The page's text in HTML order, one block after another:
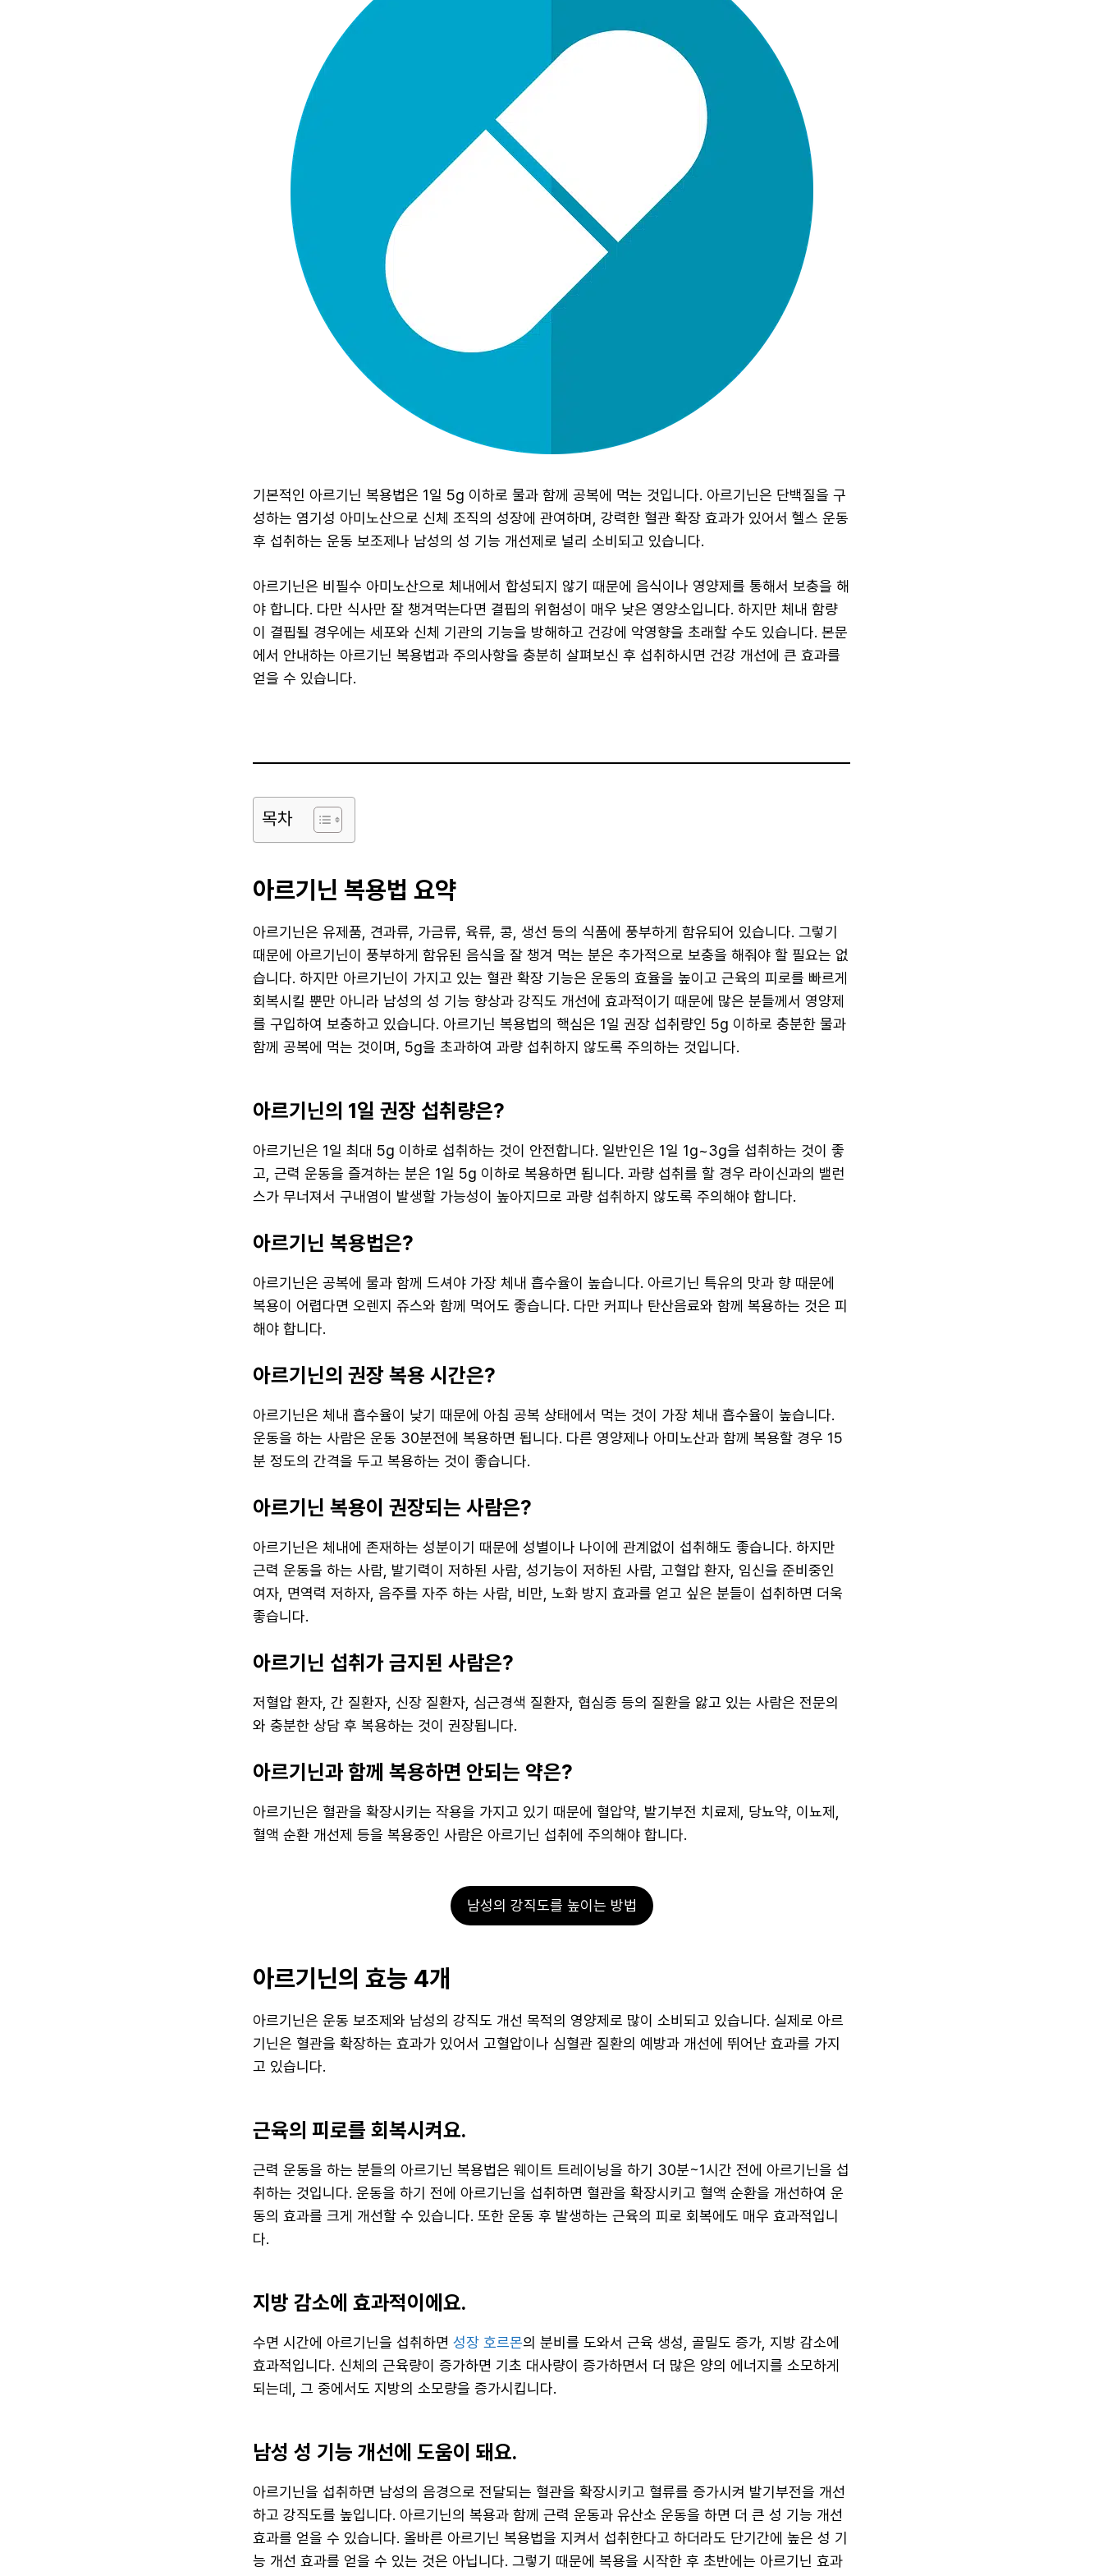
기본적인 아르기닌 복용법은 1일 5g 이하로 물과 함께 공복에 먹는 것입니다. 아르기닌은 단백질을 구
성하는 염기성 아미노산으로 신체 조직의 성장에 관여하며, 강력한 혈관 확장 효과가 있어서 헬스 운동
후 섭취하는 운동 보조제나 남성의 성 기능 개선제로 널리 소비되고 있습니다.
아르기닌은 비필수 아미노산으로 체내에서 합성되지 않기 때문에 음식이나 영양제를 통해서 보충을 해
야 합니다. 다만 식사만 잘 챙겨먹는다면 결핍의 위험성이 매우 낮은 영양소입니다. 하지만 체내 함량
이 결핍될 경우에는 세포와 신체 기관의 기능을 방해하고 건강에 악영향을 초래할 수도 있습니다. 본문
에서 안내하는 아르기닌 복용법과 주의사항을 충분히 살펴보신 후 섭취하시면 건강 개선에 큰 효과를
얻을 수 있습니다.
목차
아르기닌 복용법 요약
아르기닌은 유제품, 견과류, 가금류, 육류, 콩, 생선 등의 식품에 풍부하게 함유되어 있습니다. 그렇기
때문에 아르기닌이 풍부하게 함유된 음식을 잘 챙겨 먹는 분은 추가적으로 보충을 해줘야 할 필요는 없
습니다. 하지만 아르기닌이 가지고 있는 혈관 확장 기능은 운동의 효율을 높이고 근육의 피로를 빠르게
회복시킬 뿐만 아니라 남성의 성 기능 향상과 강직도 개선에 효과적이기 때문에 많은 분들께서 영양제
를 구입하여 보충하고 있습니다. 아르기닌 복용법의 핵심은 1일 권장 섭취량인 5g 이하로 충분한 물과
함께 공복에 먹는 것이며, 5g을 초과하여 과량 섭취하지 않도록 주의하는 것입니다.
아르기닌의 1일 권장 섭취량은?
아르기닌은 1일 최대 5g 이하로 섭취하는 것이 안전합니다. 일반인은 1일 1g~3g을 섭취하는 것이 좋
고, 근력 운동을 즐겨하는 분은 1일 5g 이하로 복용하면 됩니다. 과량 섭취를 할 경우 라이신과의 밸런
스가 무너져서 구내염이 발생할 가능성이 높아지므로 과량 섭취하지 않도록 주의해야 합니다.
아르기닌 복용법은?
아르기닌은 공복에 물과 함께 드셔야 가장 체내 흡수율이 높습니다. 아르기닌 특유의 맛과 향 때문에
복용이 어렵다면 오렌지 쥬스와 함께 먹어도 좋습니다. 다만 커피나 탄산음료와 함께 복용하는 것은 피
해야 합니다.
아르기닌의 권장 복용 시간은?
아르기닌은 체내 흡수율이 낮기 때문에 아침 공복 상태에서 먹는 것이 가장 체내 흡수율이 높습니다.
운동을 하는 사람은 운동 30분전에 복용하면 됩니다. 다른 영양제나 아미노산과 함께 복용할 경우 15
분 정도의 간격을 두고 복용하는 것이 좋습니다.
아르기닌 복용이 권장되는 사람은?
아르기닌은 체내에 존재하는 성분이기 때문에 성별이나 나이에 관계없이 섭취해도 좋습니다. 하지만
근력 운동을 하는 사람, 발기력이 저하된 사람, 성기능이 저하된 사람, 고혈압 환자, 임신을 준비중인
여자, 면역력 저하자, 음주를 자주 하는 사람, 비만, 노화 방지 효과를 얻고 싶은 분들이 섭취하면 더욱
좋습니다.
아르기닌 섭취가 금지된 사람은?
저혈압 환자, 간 질환자, 신장 질환자, 심근경색 질환자, 협심증 등의 질환을 앓고 있는 사람은 전문의
와 충분한 상담 후 복용하는 것이 권장됩니다.
아르기닌과 함께 복용하면 안되는 약은?
아르기닌은 혈관을 확장시키는 작용을 가지고 있기 때문에 혈압약, 발기부전 치료제, 당뇨약, 이뇨제,
혈액 순환 개선제 등을 복용중인 사람은 아르기닌 섭취에 주의해야 합니다.
남성의 강직도를 높이는 방법
아르기닌의 효능 4개
아르기닌은 운동 보조제와 남성의 강직도 개선 목적의 영양제로 많이 소비되고 있습니다. 실제로 아르
기닌은 혈관을 확장하는 효과가 있어서 고혈압이나 심혈관 질환의 예방과 개선에 뛰어난 효과를 가지
고 있습니다.
근육의 피로를 회복시켜요.
근력 운동을 하는 분들의 아르기닌 복용법은 웨이트 트레이닝을 하기 30분~1시간 전에 아르기닌을 섭
취하는 것입니다. 운동을 하기 전에 아르기닌을 섭취하면 혈관을 확장시키고 혈액 순환을 개선하여 운
동의 효과를 크게 개선할 수 있습니다. 또한 운동 후 발생하는 근육의 피로 회복에도 매우 효과적입니
다.
지방 감소에 효과적이에요.
수면 시간에 아르기닌을 섭취하면 성장 호르몬의 분비를 도와서 근육 생성, 골밀도 증가, 지방 감소에
효과적입니다. 신체의 근육량이 증가하면 기초 대사량이 증가하면서 더 많은 양의 에너지를 소모하게
되는데, 그 중에서도 지방의 소모량을 증가시킵니다.
남성 성 기능 개선에 도움이 돼요.
아르기닌을 섭취하면 남성의 음경으로 전달되는 혈관을 확장시키고 혈류를 증가시켜 발기부전을 개선
하고 강직도를 높입니다. 아르기닌의 복용과 함께 근력 운동과 유산소 운동을 하면 더 큰 성 기능 개선
효과를 얻을 수 있습니다. 올바른 아르기닌 복용법을 지켜서 섭취한다고 하더라도 단기간에 높은 성 기
능 개선 효과를 얻을 수 있는 것은 아닙니다. 그렇기 때문에 복용을 시작한 후 초반에는 아르기닌 효과